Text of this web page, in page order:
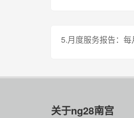
5.月度服务报告：每
关于ng28南宫